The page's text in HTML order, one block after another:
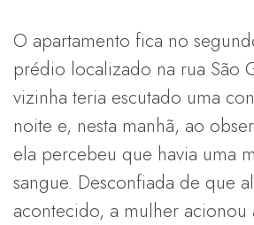
O apartamento fica no
prédio localizado na rua São
vizinha teria escutado uma
noite e, nesta manhã, ao
ela percebeu que havia uma
sangue. Desconfiada de que
acontecido, a mulher acionou